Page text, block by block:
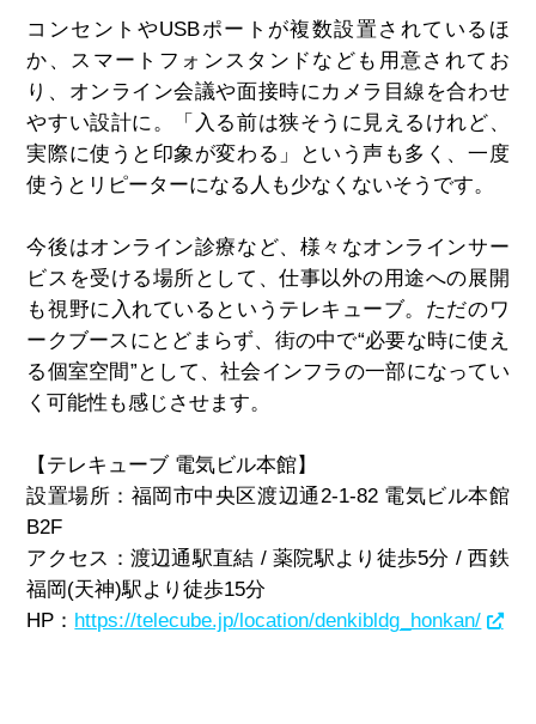
コンセントやUSBポートが複数設置されているほ
か、スマートフォンスタンドなども用意されてお
り、オンライン会議や面接時にカメラ目線を合わせ
やすい設計に。「入る前は狭そうに見えるけれど、
実際に使うと印象が変わる」という声も多く、一度
使うとリピーターになる人も少なくないそうです。
今後はオンライン診療など、様々なオンラインサー
ビスを受ける場所として、仕事以外の用途への展開
も視野に入れているというテレキューブ。 ただのワ
ークブースにとどまらず、街の中で“必要な時に使え
る個室空間”として、社会インフラの一部になってい
く可能性も感じさせます。
【テレキューブ 電気ビル本館】
設置場所：福岡市中央区渡辺通2-1-82 電気ビル本館
B2F
アクセス：渡辺通駅直結 / 薬院駅より徒歩5分 / 西鉄
福岡(天神)駅より徒歩15分
HP： https://telecube.jp/location/denkibldg_honkan/